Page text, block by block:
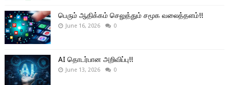
பெரும் ஆதிக்கம் செலுத்தும் சமூக வலைத்தளம்!!
June 16, 2026 0
AI தொடர்பான அறிவிப்பு!!
June 13, 2026 0